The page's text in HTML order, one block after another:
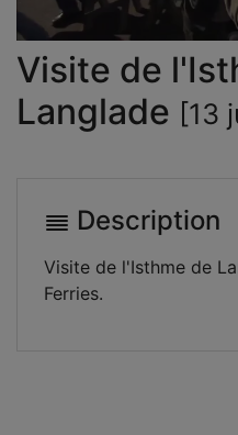
Visite de
Langlade [13
Description
Visite de l'Isthme de
Ferries.